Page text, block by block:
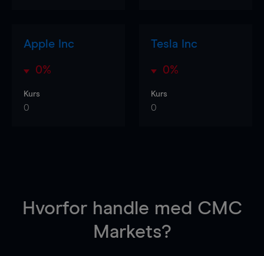
Apple Inc
0%
Kurs
0
Tesla Inc
0%
Kurs
0
Hvorfor handle med CMC
Markets?